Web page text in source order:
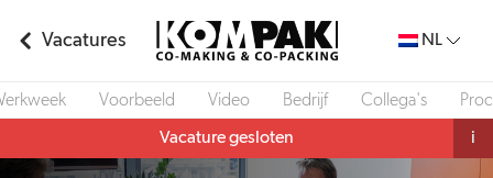
Vacatures NL
Voorbeeld Video Bedrijf Collega's
Vacature gesloten i